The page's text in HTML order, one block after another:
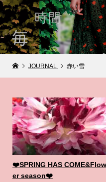
JOURNAL 赤い雪
❤️SPRING HAS COME&Flow
er season❤️